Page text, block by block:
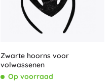
Zwarte hoorns voor
volwassenen
Op voorraad